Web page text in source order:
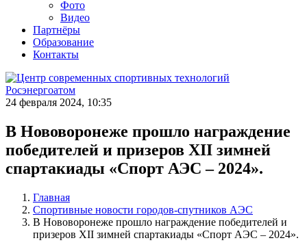
Фото
Видео
Партнёры
Образование
Контакты
24 февраля 2024, 10:35
В Нововоронеже прошло награждение
победителей и призеров XII зимней
спартакиады «Спорт АЭС – 2024».
Главная
Спортивные новости городов-спутников АЭС
В Нововоронеже прошло награждение победителей и
призеров XII зимней спартакиады «Спорт АЭС – 2024».